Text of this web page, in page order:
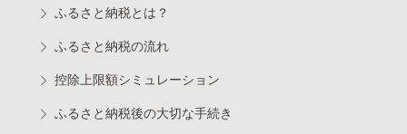
ふるさと納税とは？
ふるさと納税の流れ
控除上限額シミュレーション
ふるさと納税後の大切な手続き